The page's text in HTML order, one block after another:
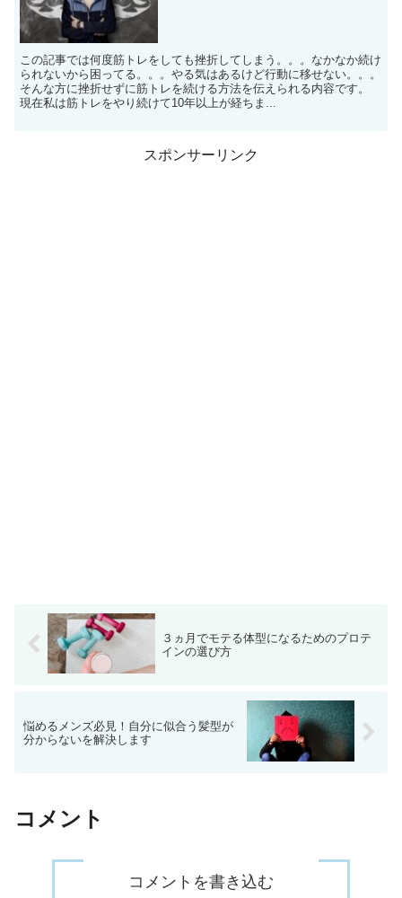
この記事では何度筋トレをしても挫折してしまう。。。なかなか続け
られないから困ってる。。。やる気はあるけど行動に移せない。。。
そんな方に挫折せずに筋トレを続ける方法を伝えられる内容です。
現在私は筋トレをやり続けて10年以上が経ちま...
スポンサーリンク
３ヵ月でモテる体型になるためのプロテ
インの選び方
悩めるメンズ必見！自分に似合う髪型が
分からないを解決します
コメント
コメントを書き込む